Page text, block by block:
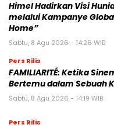
Himel Hadirkan Visi
melalui Kampanye
Home”
Sabtu, 8 Agu 2026 - 14:26 WIB
Pers Rilis
FAMILIARITÉ: Ketika
Bertemu dalam Sebuah
Sabtu, 8 Agu 2026 - 14:19 WIB
Pers Rilis